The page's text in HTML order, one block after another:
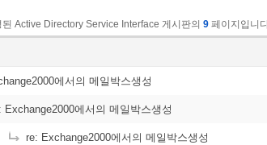
Active Directory Service Interface 게시판의 9 페이지입니
에서의 메일박스생성
Exchange2000에서의 메일박스생성
re: Exchange2000에서의 메일박스생성